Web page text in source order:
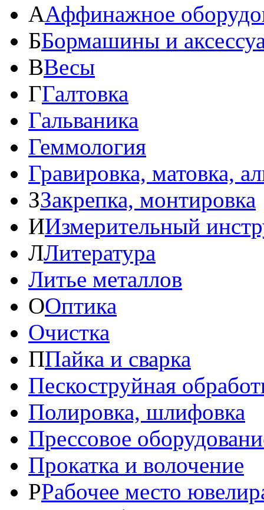
ААффинажное
ББормашины и
ВВесы
ГГалтовка
Гальваника
Геммология
Гравировка, матовка,
ЗЗакрепка, монтировка
ИИзмерительный
ЛЛитература
Литье металлов
ООптика
Очистка
ППайка и сварка
Пескоструйная
Полировка, шлифовка
Прессовое
Прокатка и волочение
РРабочее место